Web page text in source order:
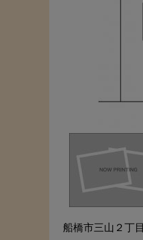
船橋市三山２丁目